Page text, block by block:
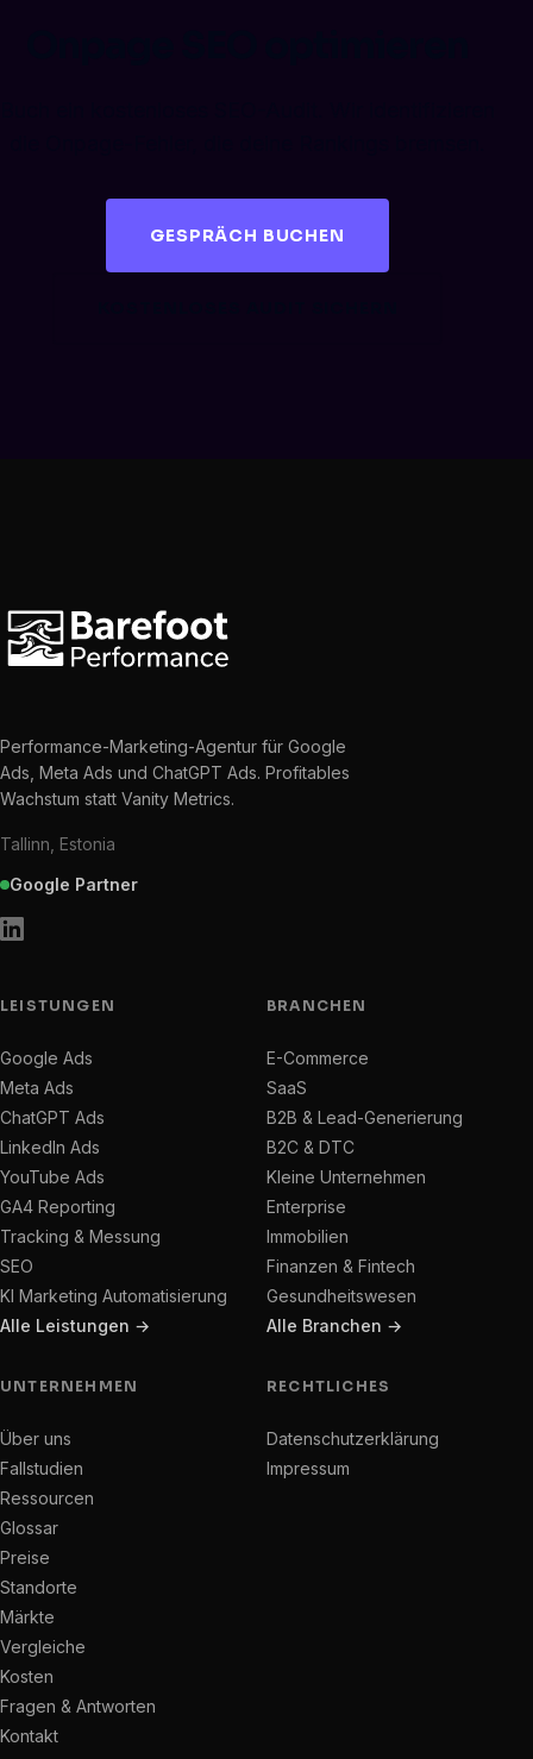
GESPRÄCH BUCHEN
Performance-Marketing-Agentur für Google
Ads, Meta Ads und ChatGPT Ads. Profitables
Wachstum statt Vanity Metrics.
Tallinn, Estonia
Google Partner
LEISTUNGEN
Google Ads
Meta Ads
ChatGPT Ads
LinkedIn Ads
YouTube Ads
GA4 Reporting
Tracking & Messung
SEO
KI Marketing Automatisierung
Alle Leistungen →
BRANCHEN
E-Commerce
SaaS
B2B & Lead-Generierung
B2C & DTC
Kleine Unternehmen
Enterprise
Immobilien
Finanzen & Fintech
Gesundheitswesen
Alle Branchen →
UNTERNEHMEN
Über uns
Fallstudien
Ressourcen
Glossar
Preise
Standorte
Märkte
Vergleiche
Kosten
Fragen & Antworten
Kontakt
RECHTLICHES
Datenschutzerklärung
Impressum